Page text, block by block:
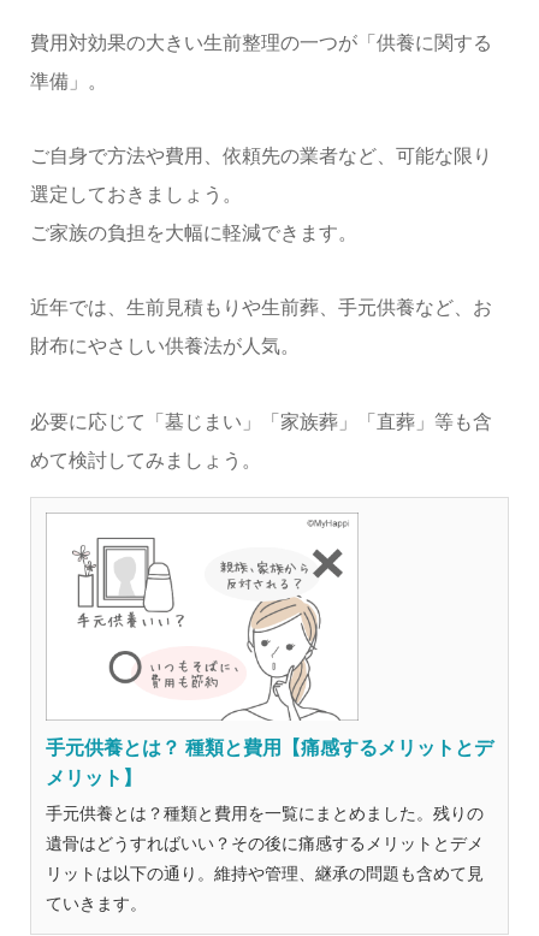
費用対効果の大きい生前整理の一つが「供養に関する
準備」。
ご自身で方法や費用、依頼先の業者など、可能な限り
選定しておきましょう。
ご家族の負担を大幅に軽減できます。
近年では、生前見積もりや生前葬、手元供養など、お
財布にやさしい供養法が人気。
必要に応じて「墓じまい」「家族葬」「直葬」等も含
めて検討してみましょう。
手元供養とは？ 種類と費用【痛感するメリットとデ
メリット】
手元供養とは？種類と費用を一覧にまとめました。残りの
遺骨はどうすればいい？その後に痛感するメリットとデメ
リットは以下の通り。維持や管理、継承の問題も含めて見
ていきます。